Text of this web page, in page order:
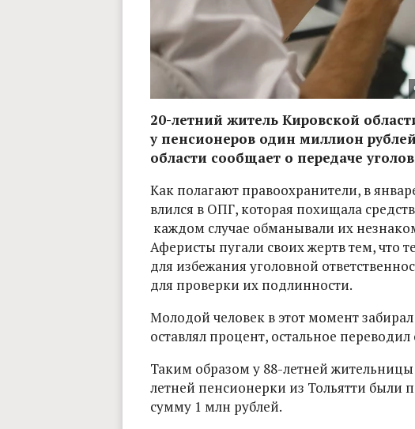
20-летний житель Кировской
у пенсионеров один миллион
области сообщает о передаче
Как полагают правоохранители, в
влился в ОПГ, которая похищала
каждом случае обманывали их
Аферисты пугали своих жертв тем, что
для избежания уголовной
для проверки их подлинности.
Молодой человек в этот момент
оставлял процент, остальное
Таким образом у 88-летней
летней пенсионерки из Тольятти
сумму 1 млн рублей.